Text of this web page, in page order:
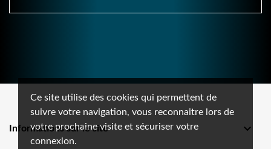
Ce site utilise des cookies qui permettent de
suivre votre navigation, vous reconnaitre lors de
votre prochaine visite et sécuriser votre
connexion.
Informations sur le site 